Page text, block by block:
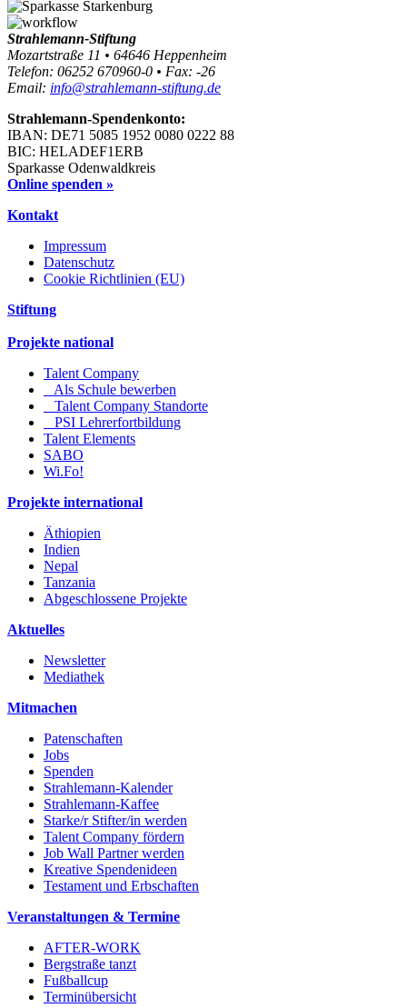
Strahlemann-Stiftung
Mozartstraße 11 • 64646 Heppenheim
Telefon: 06252 670960-0 • Fax: -26
Email: info@strahlemann-stiftung.de
Strahlemann-Spendenkonto:
IBAN: DE71 5085 1952 0080 0222 88
BIC: HELADEF1ERB
Sparkasse Odenwaldkreis
Online spenden »
Kontakt
Impressum
Datenschutz
Cookie Richtlinien (EU)
Stiftung
Projekte national
Talent Company
Als Schule bewerben
Talent Company Standorte
PSI Lehrerfortbildung
Talent Elements
SABO
Wi.Fo!
Projekte international
Äthiopien
Indien
Nepal
Tanzania
Abgeschlossene Projekte
Aktuelles
Newsletter
Mediathek
Mitmachen
Patenschaften
Jobs
Spenden
Strahlemann-Kalender
Strahlemann-Kaffee
Starke/r Stifter/in werden
Talent Company fördern
Job Wall Partner werden
Kreative Spendenideen
Testament und Erbschaften
Veranstaltungen & Termine
AFTER-WORK
Bergstraße tanzt
Fußballcup
Terminübersicht